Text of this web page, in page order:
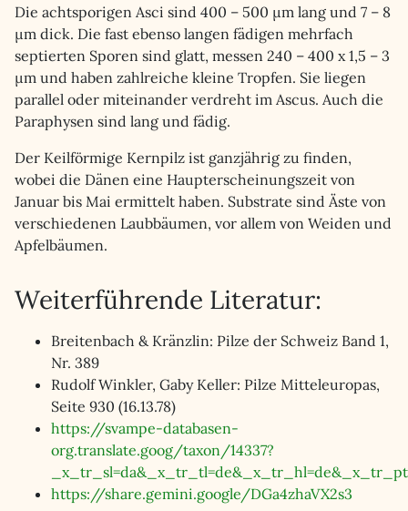
Die achtsporigen Asci sind 400 – 500 µm lang und 7 – 8
µm dick. Die fast ebenso langen fädigen mehrfach
septierten Sporen sind glatt, messen 240 – 400 x 1,5 – 3
µm und haben zahlreiche kleine Tropfen. Sie liegen
parallel oder miteinander verdreht im Ascus. Auch die
Paraphysen sind lang und fädig.
Der Keilförmige Kernpilz ist ganzjährig zu finden,
wobei die Dänen eine Haupterscheinungszeit von
Januar bis Mai ermittelt haben. Substrate sind Äste von
verschiedenen Laubbäumen, vor allem von Weiden und
Apfelbäumen.
Weiterführende Literatur:
Breitenbach & Kränzlin: Pilze der Schweiz Band 1,
Nr. 389
Rudolf Winkler, Gaby Keller: Pilze Mitteleuropas,
Seite 930 (16.13.78)
https://svampe-databasen-
org.translate.goog/taxon/14337?
https://share.gemini.google/DGa4zhaVX2s3